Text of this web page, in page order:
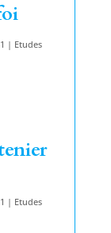
| Etudes
| Etudes